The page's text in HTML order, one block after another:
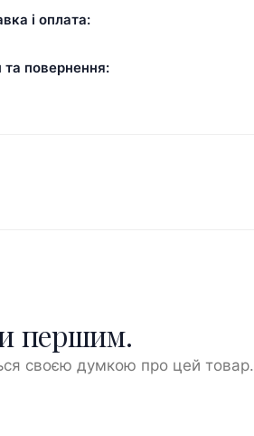
і оплата:
та повернення:
першим.
своєю думкою про цей товар.